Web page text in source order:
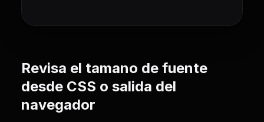
Revisa el tamano de fuente
desde CSS o salida del
navegador